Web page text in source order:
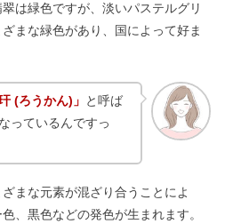
は緑色ですが、淡いパステルグリ
まな緑色があり、国によって好ま
玕 (ろうかん)」 と呼ば
っているんですっ
まな元素が混ざり合うことによ
、黒色などの発色が生まれます。